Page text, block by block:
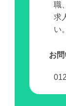
職
求
い。
お